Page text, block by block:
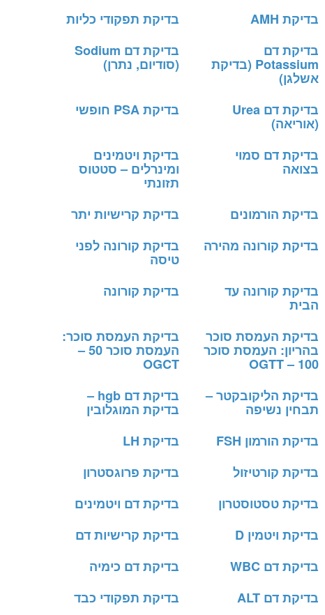
בדיקת AMH
בדיקת תפקודי כליות
בדיקת דם
Potassium (בדיקת
אשלגן)
בדיקת דם Sodium
(סודיום, נתרן)
בדיקת דם Urea
(אוריאה)
בדיקת PSA חופשי
בדיקת דם סמוי
בצואה
בדיקת ויטמינים
ומינרלים – סטטוס
תזונתי
בדיקת הורמונים
בדיקת קרישיות יתר
בדיקת קורונה מהירה
בדיקת קורונה לפני
טיסה
בדיקת קורונה עד
הבית
בדיקת קורונה
בדיקת העמסת סוכר
בהריון: העמסת סוכר
100 – OGTT
בדיקת העמסת סוכר:
העמסת סוכר 50 –
OGCT
בדיקת הליקובקטר –
תבחין נשיפה
בדיקת דם hgb –
בדיקת המוגלובין
בדיקת הורמון FSH
בדיקת LH
בדיקת קורטיזול
בדיקת פרוגסטרון
בדיקת טסטוסטרון
בדיקת דם ויטמינים
בדיקת ויטמין D
בדיקת קרישיות דם
בדיקת דם WBC
בדיקת דם כימיה
בדיקת דם ALT
בדיקת תפקודי כבד